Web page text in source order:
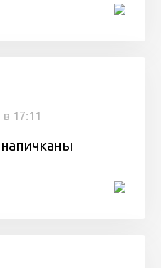
17:11